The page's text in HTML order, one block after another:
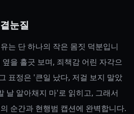
눈질
는 단 하나의 작은 몸짓 덕분입니
을 흘긋 보며, 죄책감 어린 자각으
표정은 '큰일 났다, 저걸 보지 말았
날 알아채지 마'로 읽히고, 그래서
순간과 현행범 캡션에 완벽합니다.